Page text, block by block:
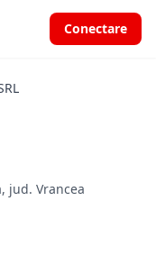
Conectare
jud. Vrancea